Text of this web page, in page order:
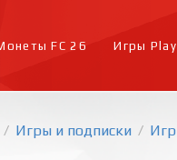
FC 26 Игры
/ Игры и подписки /